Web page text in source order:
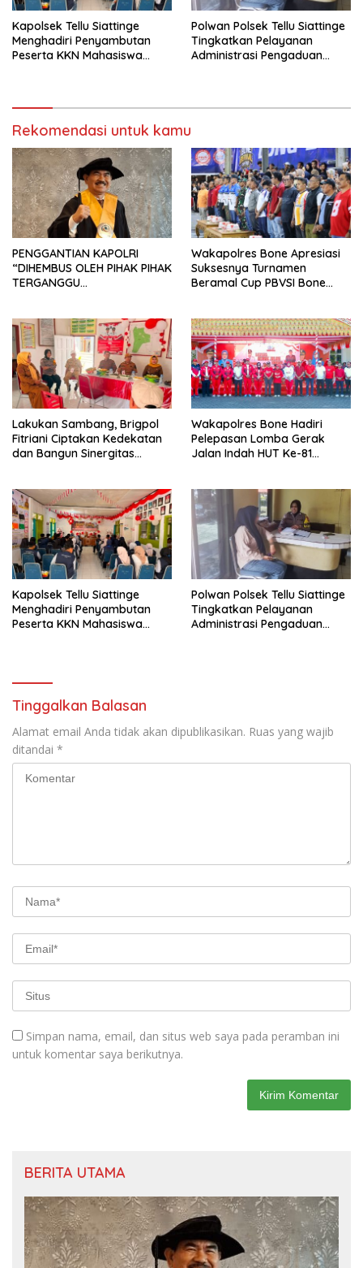
Kapolsek Tellu Siattinge
Menghadiri Penyambutan
Peserta KKN Mahasiswa
Polwan Polsek Tellu Siattinge
Tingkatkan Pelayanan
Administrasi Pengaduan
Rekomendasi untuk kamu
PENGGANTIAN KAPOLRI
“DIHEMBUS OLEH PIHAK PIHAK
TERGANGGU
Wakapolres Bone Apresiasi
Suksesnya Turnamen
Beramal Cup PBVSI Bone
Lakukan Sambang, Brigpol
Fitriani Ciptakan Kedekatan
dan Bangun Sinergitas
Wakapolres Bone Hadiri
Pelepasan Lomba Gerak
Jalan Indah HUT Ke-81
Kapolsek Tellu Siattinge
Menghadiri Penyambutan
Peserta KKN Mahasiswa
Polwan Polsek Tellu Siattinge
Tingkatkan Pelayanan
Administrasi Pengaduan
Tinggalkan Balasan
Alamat email Anda tidak akan dipublikasikan. Ruas yang wajib
ditandai *
Simpan nama, email, dan situs web saya pada peramban ini
untuk komentar saya berikutnya.
BERITA UTAMA